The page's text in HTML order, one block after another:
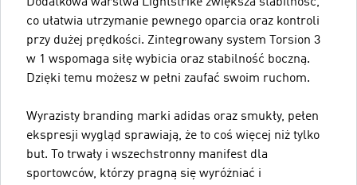
co ułatwia utrzymanie pewnego oparcia oraz kontroli
przy dużej prędkości. Zintegrowany system Torsion 3
w 1 wspomaga siłę wybicia oraz stabilność boczną.
Dzięki temu możesz w pełni zaufać swoim ruchom.
Wyrazisty branding marki adidas oraz smukły, pełen
ekspresji wygląd sprawiają, że to coś więcej niż tylko
but. To trwały i wszechstronny manifest dla
sportowców, którzy pragną się wyróżniać i